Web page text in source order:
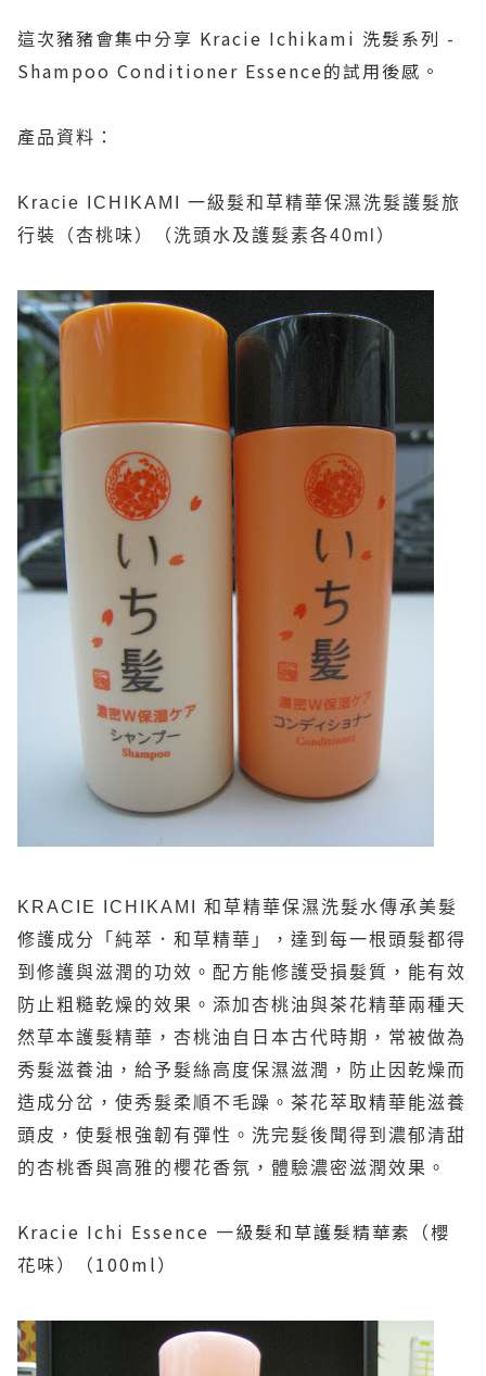
這次豬豬會集中分享 Kracie Ichikami 洗髮系列 -
Shampoo Conditioner Essence的試用後感。
產品資料：
Kracie ICHIKAMI
一級髮和草精華保濕洗髮護髮旅
行裝（杏桃味）（洗頭水及護髮素各40ml ）
KRACIE ICHIKAMI
和草精華保濕洗髮水傳承美髮
修護成分「純萃．和草精華」，達到每一根頭髮都得
到修護與滋潤的功效。配方能修護受損髮質，能有效
防止粗糙乾燥的效果。添加杏桃油與茶花精華兩種天
然草本護髮精華，杏桃油自日本古代時期，常被做為
秀髮滋養油，給予髮絲高度保濕滋潤，防止因乾燥而
造成分岔，使秀髮柔順不毛躁。茶花萃取精華能滋養
頭皮，使髮根強韌有彈性。洗完髮後聞得到濃郁清甜
的杏桃香與高雅的櫻花香氛，體驗濃密滋潤效果。
Kracie Ichi Essence 一級髮和草護髮精華素（櫻
花味）（100ml）